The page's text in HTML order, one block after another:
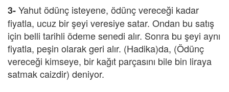
3-Yahut ödünç isteyene, ödünç vereceği kadar
fiyatla, ucuz bir şeyi veresiye satar. Ondan bu satış
için belli tarihli ödeme senedi alır. Sonra bu şeyi aynı
fiyatla, peşin olarak geri alır. (Hadika)da, (Ödünç
vereceği kimseye, bir kağıt parçasını bile bin liraya
satmak caizdir) deniyor.